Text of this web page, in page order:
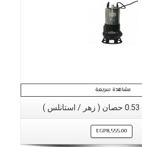
مشاهدة سريعة
EGP8,555.00